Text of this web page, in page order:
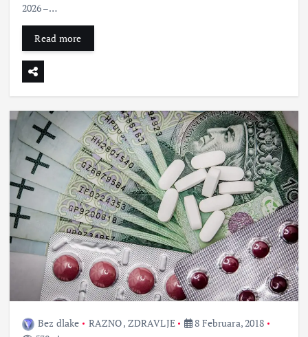
2026 –…
Read more
Bez dlake RAZNO, ZDRAVLJE
8 Februara, 2018